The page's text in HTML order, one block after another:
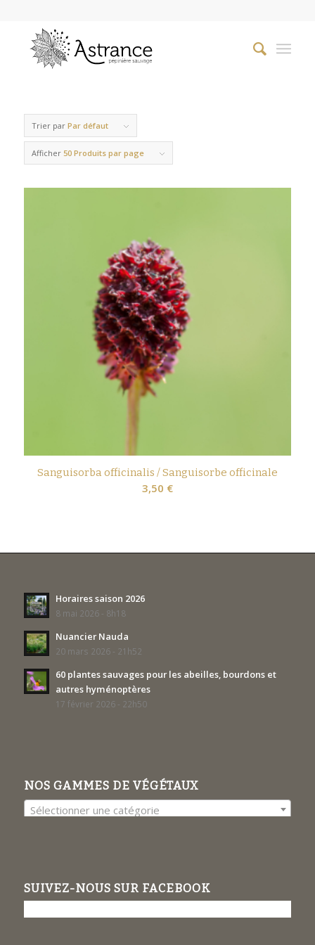
Trier par Par défaut
Afficher 50 Produits par page
Sanguisorba officinalis / Sanguisorbe officinale
3,50 €
Horaires saison 2026
8 mai 2026 - 8h18
Nuancier Nauda
20 mars 2026 - 21h52
60 plantes sauvages pour les abeilles, bourdons et
autres hyménoptères
17 février 2026 - 22h50
NOS GAMMES DE VÉGÉTAUX
Sélectionner une catégorie
SUIVEZ-NOUS SUR FACEBOOK